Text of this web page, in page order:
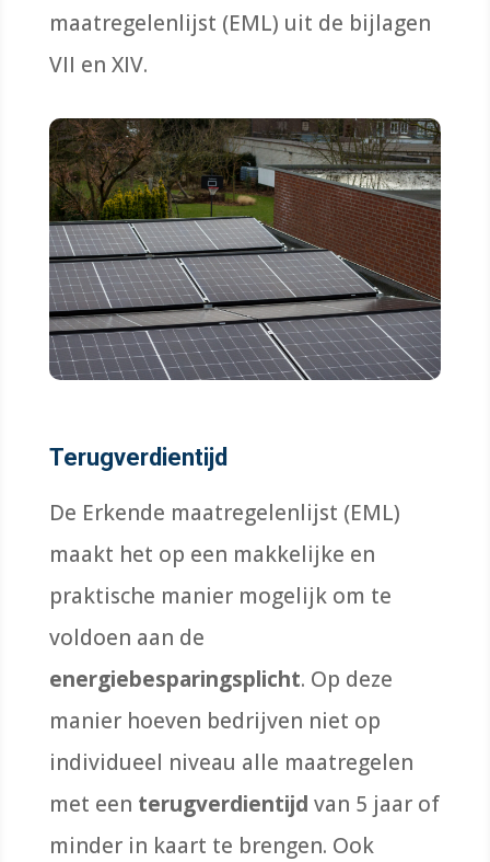
maatregelenlijst (EML) uit de bijlagen
VII en XIV.
Terugverdientijd
De Erkende maatregelenlijst (EML)
maakt het op een makkelijke en
praktische manier mogelijk om te
voldoen aan de
energiebesparingsplicht. Op deze
manier hoeven bedrijven niet op
individueel niveau alle maatregelen
met een terugverdientijd van 5 jaar of
minder in kaart te brengen. Ook